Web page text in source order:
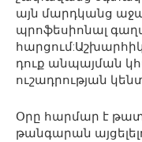
այն մարդկանց
պրոֆեսիոնալ
հարցում:Աշխարհիկ
դուք անպայման
ուշադրության
Օրը հարմար է
թանգարան